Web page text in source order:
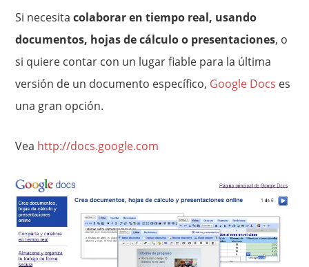
Si necesitacolaborar en tiempo real, usando
documentos, hojas de cálculo o presentaciones, o
si quiere contar con un lugar fiable para la última
versión de un documento específico, Google Docs es
una gran opción.
Vea http://docs.google.com